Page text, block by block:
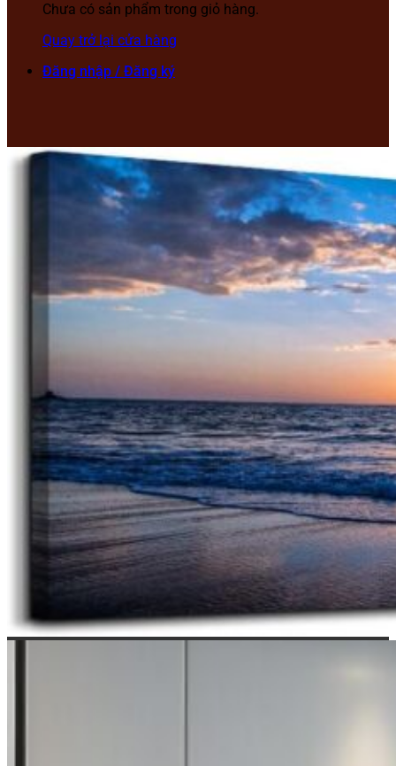
Chưa có sản phẩm trong giỏ hàng.
Quay trở lại cửa hàng
Đăng nhập / Đăng ký